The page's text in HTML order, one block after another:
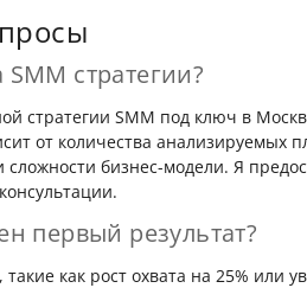
стратегии?
стратегии SMM под ключ в
от количества анализируемых
сложности бизнес-модели. Я
первый результат?
как рост охвата на 25% или